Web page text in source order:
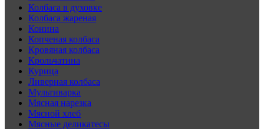
Колбаса в духовке
Колбаса жареная
Конина
Копченая колбаса
Кровяная колбаса
Крольчатина
Курица
Ливерная колбаса
Мультиварка
Мясная нарезка
Мясной хлеб
Мясные деликатесы